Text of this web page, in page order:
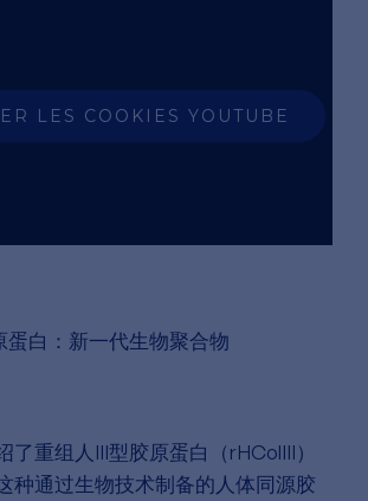
LES COOKIES YOUTUBE
蛋白：新一代生物聚合物
了重组人III型胶原蛋白（rHColIII）
种通过生物技术制备的人体同源胶